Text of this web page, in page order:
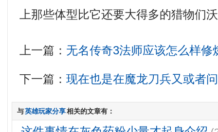
上那些体型比它还要大得多的猎物们
上一篇： 无名传奇3法师应该怎么样修
下一篇：现在也是在魔龙刀兵又或者
与英雄玩家分享相关的文章有：